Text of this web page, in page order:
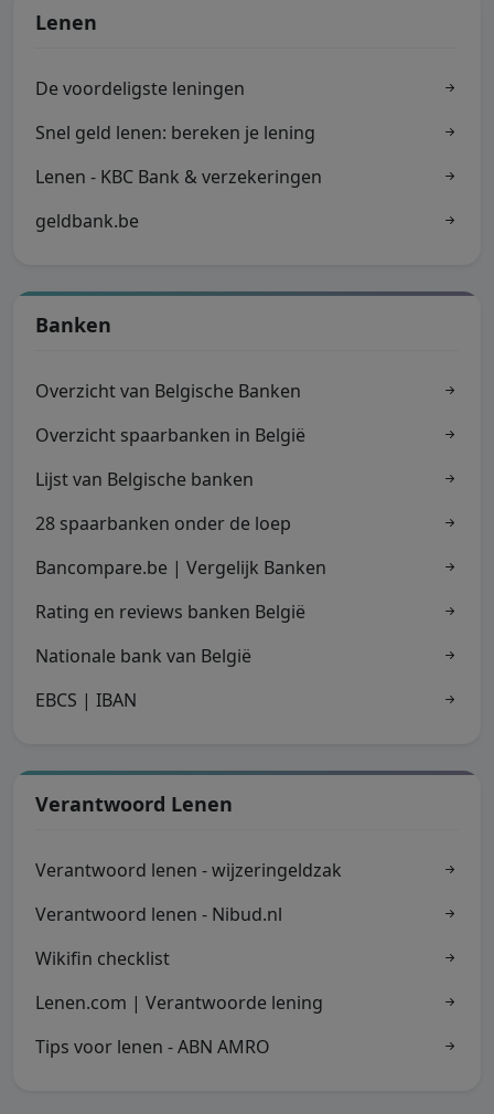
Lenen
De voordeligste leningen
Snel geld lenen: bereken je lening
Lenen - KBC Bank & verzekeringen
geldbank.be
Banken
Overzicht van Belgische Banken
Overzicht spaarbanken in België
Lijst van Belgische banken
28 spaarbanken onder de loep
Bancompare.be | Vergelijk Banken
Rating en reviews banken België
Nationale bank van België
EBCS | IBAN
Verantwoord Lenen
Verantwoord lenen - wijzeringeldzak
Verantwoord lenen - Nibud.nl
Wikifin checklist
Lenen.com | Verantwoorde lening
Tips voor lenen - ABN AMRO